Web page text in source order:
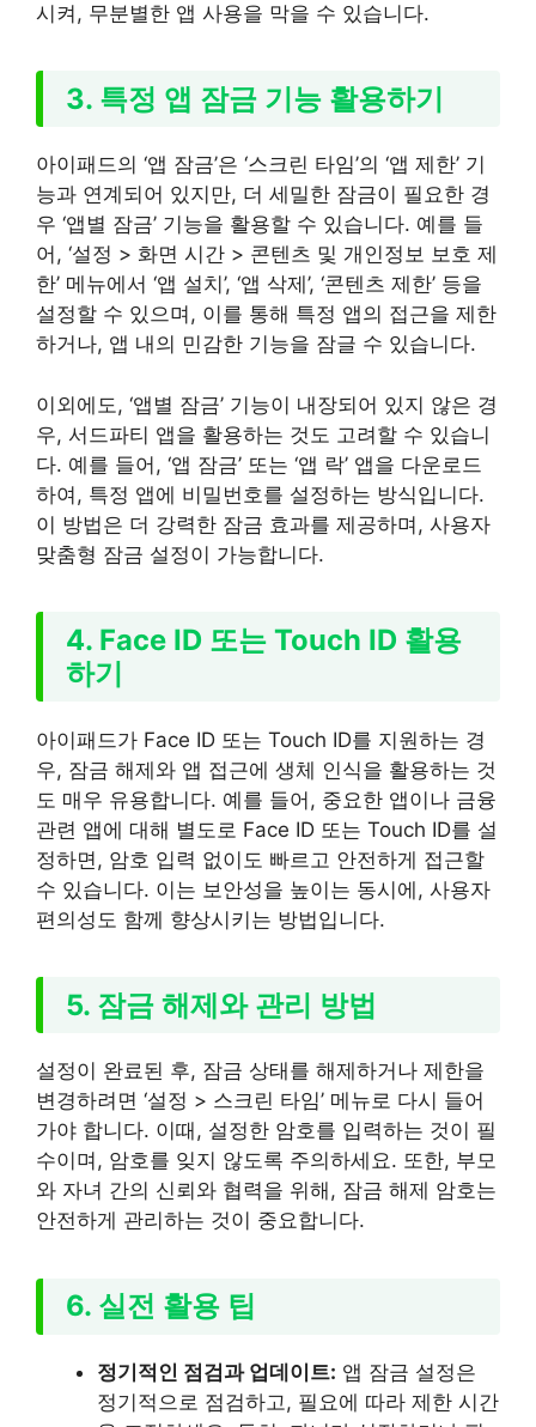
시켜, 무분별한 앱 사용을 막을 수 있습니다.
3. 특정 앱 잠금 기능 활용하기
아이패드의 ‘앱 잠금’은 ‘스크린 타임’의 ‘앱 제한’ 기
능과 연계되어 있지만, 더 세밀한 잠금이 필요한 경
우 ‘앱별 잠금’ 기능을 활용할 수 있습니다. 예를 들
어, ‘설정 > 화면 시간 > 콘텐츠 및 개인정보 보호 제
한’ 메뉴에서 ‘앱 설치’, ‘앱 삭제’, ‘콘텐츠 제한’ 등을
설정할 수 있으며, 이를 통해 특정 앱의 접근을 제한
하거나, 앱 내의 민감한 기능을 잠글 수 있습니다.
이외에도, ‘앱별 잠금’ 기능이 내장되어 있지 않은 경
우, 서드파티 앱을 활용하는 것도 고려할 수 있습니
다. 예를 들어, ‘앱 잠금’ 또는 ‘앱 락’ 앱을 다운로드
하여, 특정 앱에 비밀번호를 설정하는 방식입니다.
이 방법은 더 강력한 잠금 효과를 제공하며, 사용자
맞춤형 잠금 설정이 가능합니다.
4. Face ID 또는 Touch ID 활용
하기
아이패드가 Face ID 또는 Touch ID를 지원하는 경
우, 잠금 해제와 앱 접근에 생체 인식을 활용하는 것
도 매우 유용합니다. 예를 들어, 중요한 앱이나 금융
관련 앱에 대해 별도로 Face ID 또는 Touch ID를 설
정하면, 암호 입력 없이도 빠르고 안전하게 접근할
수 있습니다. 이는 보안성을 높이는 동시에, 사용자
편의성도 함께 향상시키는 방법입니다.
5. 잠금 해제와 관리 방법
설정이 완료된 후, 잠금 상태를 해제하거나 제한을
변경하려면 ‘설정 > 스크린 타임’ 메뉴로 다시 들어
가야 합니다. 이때, 설정한 암호를 입력하는 것이 필
수이며, 암호를 잊지 않도록 주의하세요. 또한, 부모
와 자녀 간의 신뢰와 협력을 위해, 잠금 해제 암호는
안전하게 관리하는 것이 중요합니다.
6. 실전 활용 팁
정기적인 점검과 업데이트: 앱 잠금 설정은
정기적으로 점검하고, 필요에 따라 제한 시간